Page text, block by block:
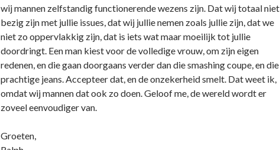
wij mannen zelfstandig functionerende wezens zijn. Dat wij totaal niet
bezig zijn met jullie issues, dat wij jullie nemen zoals jullie zijn, dat we
niet zo oppervlakkig zijn, dat is iets wat maar moeilijk tot jullie
doordringt. Een man kiest voor de volledige vrouw, om zijn eigen
redenen, en die gaan doorgaans verder dan die smashing coupe, en die
prachtige jeans. Accepteer dat, en de onzekerheid smelt. Dat weet ik,
omdat wij mannen dat ook zo doen. Geloof me, de wereld wordt er
zoveel eenvoudiger van.
Groeten,